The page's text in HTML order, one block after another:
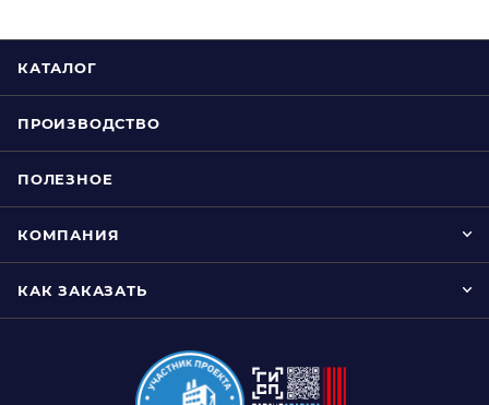
КАТАЛОГ
ПРОИЗВОДСТВО
ПОЛЕЗНОЕ
КОМПАНИЯ
КАК ЗАКАЗАТЬ